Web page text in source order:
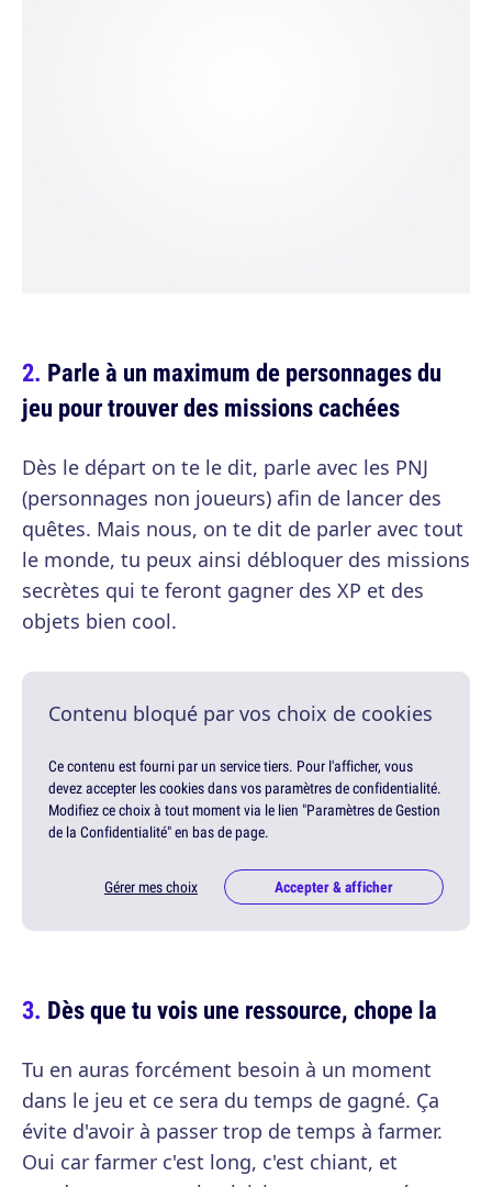
Parle à un maximum de personnages du
jeu pour trouver des missions cachées
Dès le départ on te le dit, parle avec les PNJ
(personnages non joueurs) afin de lancer des
quêtes. Mais nous, on te dit de parler avec tout
le monde, tu peux ainsi débloquer des missions
secrètes qui te feront gagner des XP et des
objets bien cool.
Contenu bloqué par vos choix de cookies
Ce contenu est fourni par un service tiers. Pour l'afficher, vous
devez accepter les cookies dans vos paramètres de confidentialité.
Modifiez ce choix à tout moment via le lien "Paramètres de Gestion
de la Confidentialité" en bas de page.
Gérer mes choix Accepter & afficher
Dès que tu vois une ressource, chope la
Tu en auras forcément besoin à un moment
dans le jeu et ce sera du temps de gagné. Ça
évite d'avoir à passer trop de temps à farmer.
Oui car farmer c'est long, c'est chiant, et